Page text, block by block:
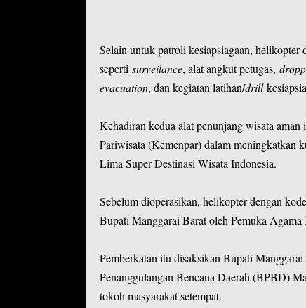
Selain untuk patroli kesiapsiagaan,
seperti surveilance, alat angkut petugas,
evacuation, dan kegiatan latihan/drill
Kehadiran kedua alat penunjang wisata
Pariwisata (Kemenpar) dalam meningkatkan
Lima Super Destinasi Wisata Indonesia.
Sebelum dioperasikan, helikopter dengan
Bupati Manggarai Barat oleh Pemuka
Pemberkatan itu disaksikan Bupati
Penanggulangan Bencana Daerah (BPBD)
tokoh masyarakat setempat.